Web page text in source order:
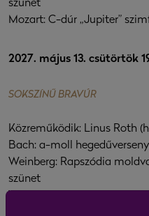
szünet
Mozart: C-dúr „Jupiter”
2027. május 13. csütörtök
SOKSZÍNŰ BRAVÚR
Közreműködik: Linus Roth
Bach: a-moll
Weinberg: Rapszódia
szünet